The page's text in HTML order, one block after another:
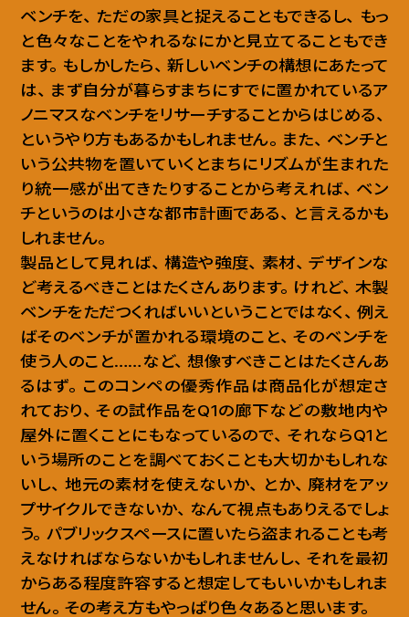
ベンチを、 ただの家具と捉えることもできるし、 もっ
と色々なことをやれるなにかと見立てることもでき
ます。 もしかしたら、 新しいベンチの構想にあたって
は、 まず自分が暮らすまちにすでに置かれているア
ノニマスなベンチをリサーチすることからはじめる、
というやり方もあるかもしれません。 また、 ベンチと
いう公共物を置いていくとまちにリズムが生まれた
り統一感が出てきたりすることから考えれば、 ベン
チというのは小さな都市計画である、 と言えるかも
しれません。
製品として見れば、 構造や強度、 素材、 デザインな
ど考えるべきことはたくさんあります。 けれど、 木製
ベンチをただつくればいいということではなく 、 例え
ばそのベンチが置かれる環境のこと、 そのベンチを
使う人のこと……など、 想像すべきことはたくさんあ
るはず。 このコンペの優秀作品は商品化が想定さ
れており、 その試作品をQ1の廊下などの敷地内や
屋外に置くことにもなっているので、 それならQ1と
いう場所のことを調べておくことも大切かもしれな
いし、 地元の素材を使えないか、 とか、 廃材をアッ
プサイクルできないか、 なんて視点もありえるでしょ
う。 パブリックスペースに置いたら盗まれることも考
えなければならないかもしれませんし、 それを最初
からある程度許容すると想定してもいいかもしれま
せん。 その考え方もやっぱり色々あると思います。